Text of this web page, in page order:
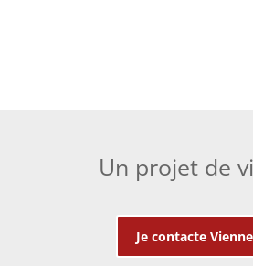
Un projet de
Je contacte